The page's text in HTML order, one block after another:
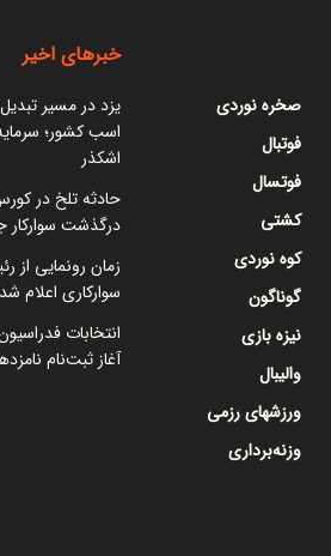
صخره نوردی
فوتبال
فوتسال
کشتی
کوه نوردی
گوناگون
نیزه بازی
والیبال
ورزشهای رزمی
وزنه‌برداری
خبرهای اخیر
یزد در مسیر
اشکذر
حادثه تلخ در
درگذشت
زمان رونمایی از
سوارکاری اعلام شد؛ ۵ آذر، روز تصمیم
انتخابات
آغاز ثبت‌نام نامزدهای